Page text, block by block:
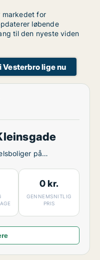
markedet for
løbende
til den nyeste viden
Vesterbro lige nu
på
0 kr.
GENNEMSNITLIG
PRIS